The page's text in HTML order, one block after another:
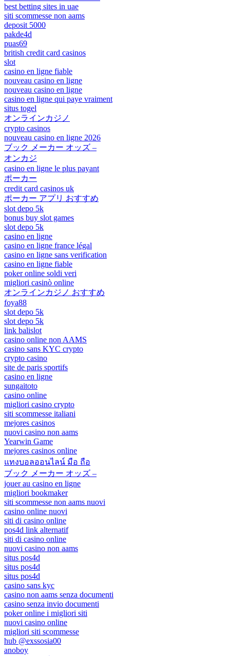
best betting sites in uae
siti scommesse non aams
deposit 5000
pakde4d
puas69
british credit card casinos
slot
casino en ligne fiable
nouveau casino en ligne
nouveau casino en ligne
casino en ligne qui paye vraiment
situs togel
オンラインカジノ
crypto casinos
nouveau casino en ligne 2026
ブック メーカー オッズ –
オンカジ
casino en ligne le plus payant
ポーカー
credit card casinos uk
ポーカー アプリ おすすめ
slot depo 5k
bonus buy slot games
slot depo 5k
casino en ligne
casino en ligne france légal
casino en ligne sans verification
casino en ligne fiable
poker online soldi veri
migliori casinò online
オンラインカジノ おすすめ
foya88
slot depo 5k
slot depo 5k
link balislot
casino online non AAMS
casino sans KYC crypto
crypto casino
site de paris sportifs
casino en ligne
sungaitoto
casino online
migliori casino crypto
siti scommesse italiani
mejores casinos
nuovi casino non aams
Yearwin Game
mejores casinos online
แทงบอลออนไลน์ มือ ถือ
ブック メーカー オッズ –
jouer au casino en ligne
migliori bookmaker
siti scommesse non aams nuovi
casino online nuovi
siti di casino online
pos4d link alternatif
siti di casino online
nuovi casino non aams
situs pos4d
situs pos4d
situs pos4d
casino sans kyc
casino non aams senza documenti
casino senza invio documenti
poker online i migliori siti
nuovi casino online
migliori siti scommesse
hub @exssosia00
anoboy